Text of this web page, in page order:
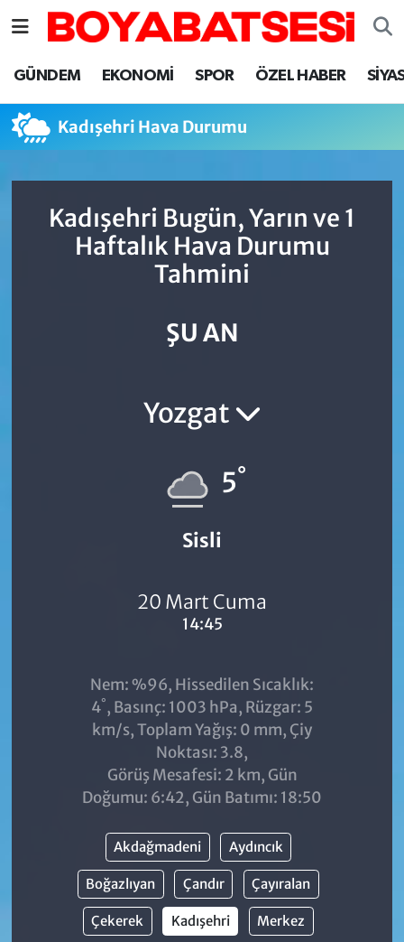
GÜNDEM EKONOMİ SPOR ÖZEL HABER
Kadışehri Hava Durumu
Kadışehri Bugün, Yarın ve 1
Haftalık Hava Durumu
Tahmini
ŞU AN
Yozgat
5°
Sisli
20 Mart Cuma
14:45
Nem: %96, Hissedilen Sıcaklık:
4°, Basınç: 1003 hPa, Rüzgar: 5
km/s, Toplam Yağış: 0 mm, Çiy
Noktası: 3.8,
Görüş Mesafesi: 2 km, Gün
Doğumu: 6:42, Gün Batımı: 18:50
Akdağmadeni Aydıncık
Boğazlıyan Çandır Çayıralan
Çekerek Kadışehri Merkez
Sinop Nöbetçi Eczaneler
Sinop Hava Durumu
Sinop Trafik Yoğunluk Haritası
Süper Lig Puan Durumu ve Fikstür
Son Dakika Haberleri